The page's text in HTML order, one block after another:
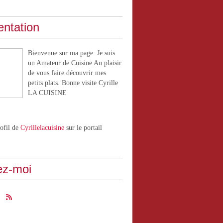
Bienvenue sur ma page. Je suis
un Amateur de Cuisine Au plaisir
de vous faire découvrir mes
petits plats. Bonne visite Cyrille
LA CUISINE
de Cyrillelacuisine sur le portail
moi